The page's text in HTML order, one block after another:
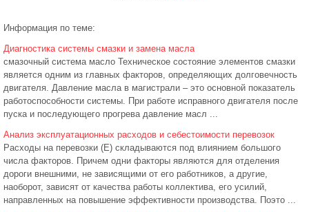
Информация по теме:
Диагностика системы смазки и замена масла
смазочный система масло Техническое состояние элементов смазки
является одним из главных факторов, определяющих долговечность
двигателя. Давление масла в магистрали – это основной показатель
работоспособности системы. При работе исправного двигателя после
пуска и последующего прогрева давление масл ...
Анализ эксплуатационных расходов и себестоимости перевозок
Расходы на перевозки (Е) складываются под влиянием большого
числа факторов. Причем одни факторы являются для отделения
дороги внешними, не зависящими от его работников, а другие,
наоборот, зависят от качества работы коллектива, его усилий,
направленных на повышение эффективности производства. Поэто ...